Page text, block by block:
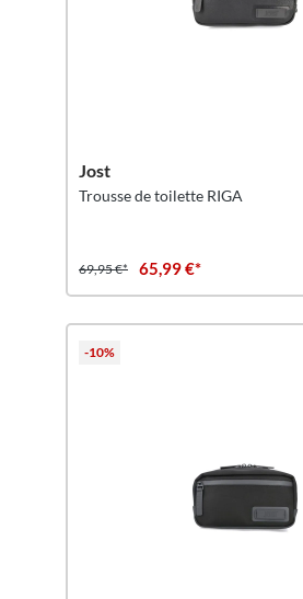
Jost
Trousse de toilette RIGA
69,95 €* 65,99 €*
-10%